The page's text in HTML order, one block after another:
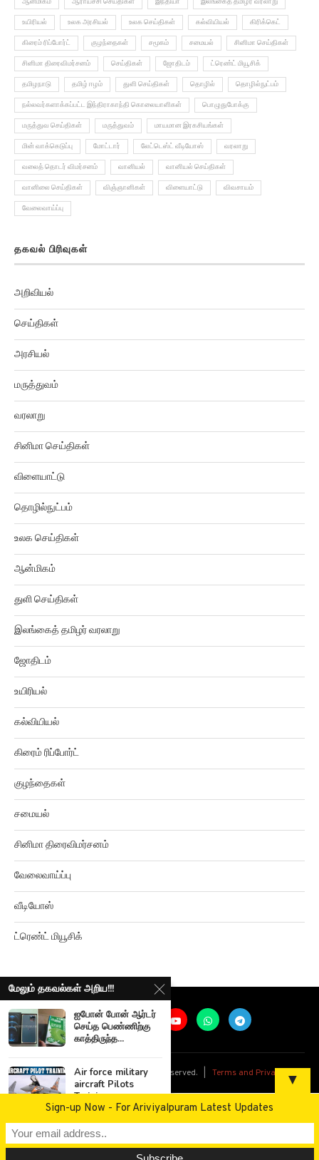
உயிரியல் உலக அரசியல் உலக செய்திகள் கல்வியியல் கிரிக்கெட்
கிரைம் ரிப்போர்ட் குழந்தைகள் சமூகம் சமையல் சினிமா செய்திகள்
சினிமா திரைவிமர்சனம் செய்திகள் ஜோதிடம் ட்ரெண்ட் மியூசிக்
தமிழநாடு தமிழ் ஈழம் துளி செய்திகள் தொழில் தொழில்நுட்பம்
நல்லவர்களாக்கப்பட்ட இந்திராகாந்தி கொலையாளிகள் பொழுதுபோக்கு
மருத்துவ செய்திகள் மருத்துவம் மாயமான இரகசியங்கள்
மின் வாக்கெடுப்பு மோட்டார் லேட்டெஸ்ட் வீடியோஸ்
வலைத் தொடர் விமர்சனம் வானியல் வானியல் செய்திகள்
வானிலை செய்திகள் விஞ்ஞானிகள் விளையாட்டு விவசாயம்
வேலைவாய்ப்பு
செய்திகள்
அரசியல்
மருத்துவம்
வரலாறு
சினிமா செய்திகள்
விளையாட்டு
தொழில்நுட்பம்
உலக செய்திகள்
ஆன்மிகம்
துளி செய்திகள்
இலங்கைத் தமிழர் வரலாறு
ஜோதிடம்
உயிரியல்
கல்வியியல்
கிரைம் ரிப்போர்ட்
குழந்தைகள்
சமையல்
சினிமா திரைவிமர்சனம்
வேலைவாய்ப்பு
வீடியோஸ்
ட்ரெண்ட் மியூசிக்
Ariviyalpuram. All rights reserved. |Terms and Privacy
மேலும் தகவல்கள் அறிய!!!
ஐபோன் போன் ஆர்டர்
செய்த பெண்ணிற்கு
காத்திருந்த...
Air force military
aircraft Pilots
Training
Darbuka Drums
Music Belly Dance
▼
Sign-up Now - For Ariviyalpuram Latest Updates